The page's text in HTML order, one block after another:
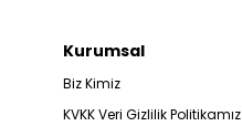
Kurumsal
Biz Kimiz
KVKK Veri Gizlilik Politikamız